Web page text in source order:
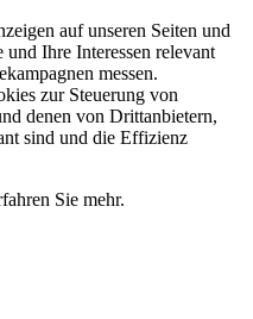
auf unseren Seiten und
Ihre Interessen relevant
messen.
zur Steuerung von
denen von Drittanbietern,
sind und die Effizienz
Sie mehr.